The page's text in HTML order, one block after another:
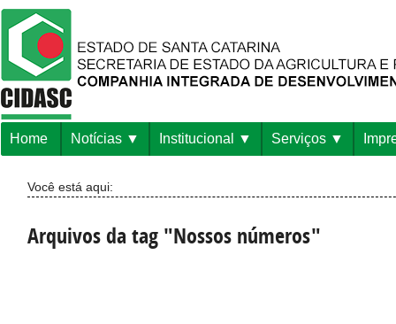
Home Notícias Institucional Serviços
Você está aqui:
Arquivos da tag "Nossos números"